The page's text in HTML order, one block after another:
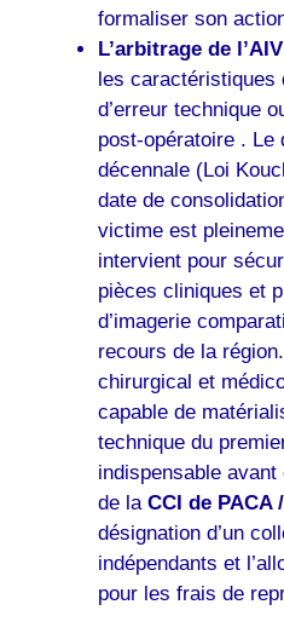
formaliser son
L’arbitrage de
les caractéristiques
d’erreur technique
post-opératoire . Le
décennale (Loi
date de
victime est
intervient pour
pièces cliniques et
d’imagerie
recours de la
chirurgical et
capable de
technique du
indispensable
de la CCI de PACA
désignation d’un
indépendants et
pour les frais de